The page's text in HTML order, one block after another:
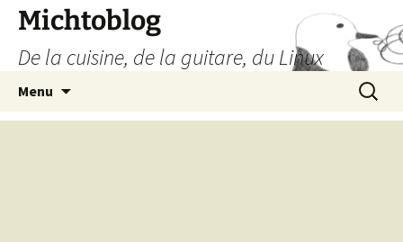
Aller
contenu
Michtoblog
De la cuisine, de la guitare, du Linux
Menu